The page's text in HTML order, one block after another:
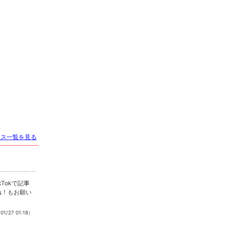
一覧を見る
もお願い
01/27 01:18）